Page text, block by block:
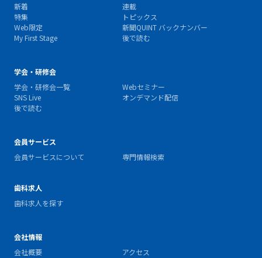
新着
連載
特集
トピックス
Web限定
新聞QUINT バックナンバー
My First Stage
後で読む
学会・研修会
学会・研修会一覧
Webセミナー
SNS Live
オンデマンド配信
後で読む
会員サービス
会員サービスについて
専門情報検索
歯科求人
歯科求人を探す
会社情報
会社概要
アクセス